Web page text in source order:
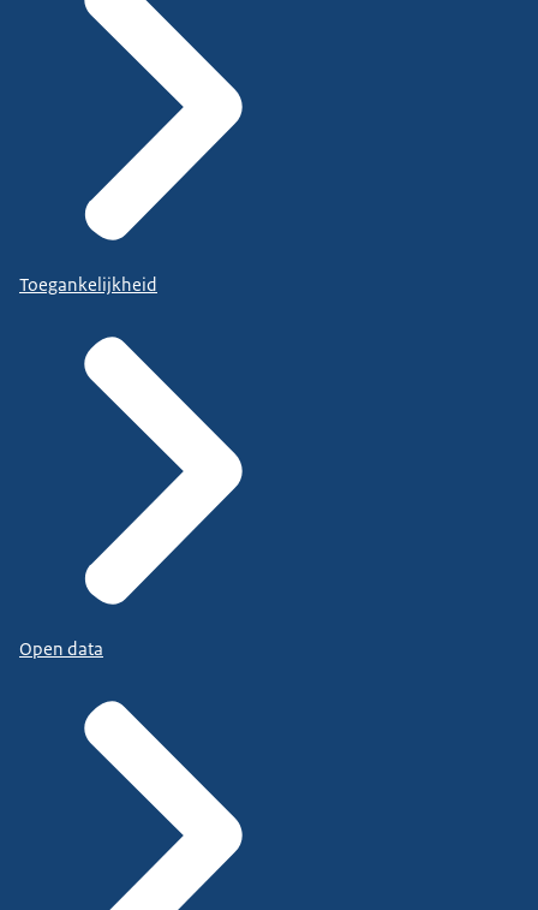
Toegankelijkheid
Open data